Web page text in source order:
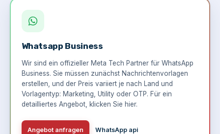
Whatsapp Business
Wir sind ein offizieller Meta Tech Partner für WhatsApp
Business. Sie müssen zunächst Nachrichtenvorlagen
erstellen, und der Preis variiert je nach Land und
Vorlagentyp: Marketing, Utility oder OTP. Für ein
detailliertes Angebot, klicken Sie hier.
Angebot anfragen WhatsApp api